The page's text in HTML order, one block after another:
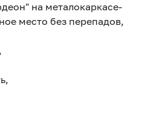
на металокаркасе-
место без перепадов,